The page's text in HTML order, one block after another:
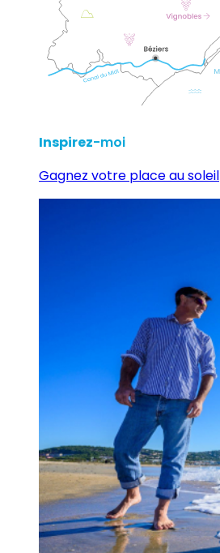
Inspirez-moi
Gagnez votre place au soleil